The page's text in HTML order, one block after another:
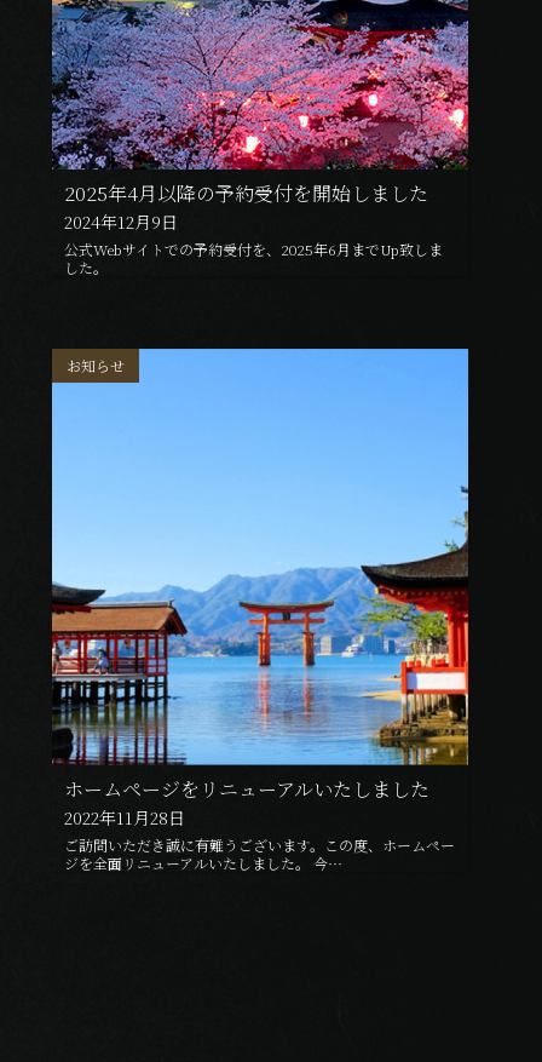
2025年4月以降の予約受付を開始しました
2024年12月9日
公式Webサイトでの予約受付を、2025年6月までUp致しま
した。
お知らせ
ホームページをリニューアルいたしました
2022年11月28日
ご訪問いただき誠に有難うございます。この度、ホームペー
ジを全面リニューアルいたしました。 今…